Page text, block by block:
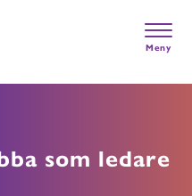
Meny
som ledare